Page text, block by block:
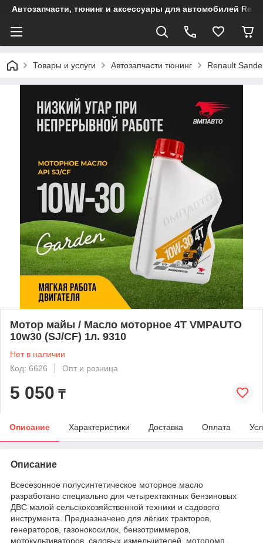
Автозапчасти, тюнинг и аксессуары для автомобилей
Товары и услуги Автозапчасти тюнинг Renault
Мотор майы / Масло моторное 4Т VMPAUTO
10w30 (SJ/CF) 1л. 9310
Нет в наличии
Код: 6626
Опт и розница
5 050 ₸
Описание Характеристики Доставка Оплата
Описание
Всесезонное полусинтетическое моторное масло
разработано специально для четырехтактных бензиновых
ДВС малой сельскохозяйственной техники и садового
инструмента. Предназначено для лёгких тракторов,
генераторов, газонокосилок, бензотриммеров,
мотокультиваторов, садовых измельчителей, мотопомп,